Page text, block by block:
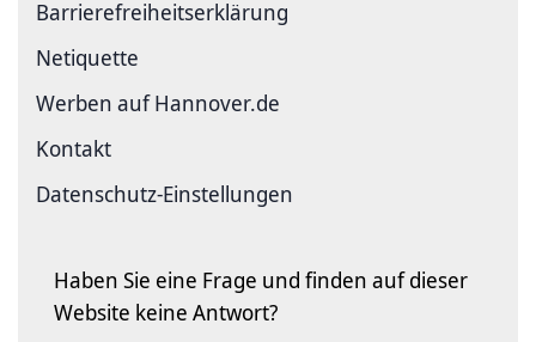
Barriere­freiheits­erklärung
Netiquette
Werben auf Hannover.de
Kontakt
Datenschutz-Einstellungen
Haben Sie eine Frage und finden auf dieser
Website keine Antwort?